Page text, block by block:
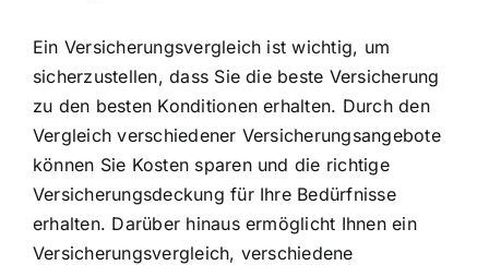
Ein Versicherungsvergleich ist wichtig, um
sicherzustellen, dass Sie die beste Versicherung
zu den besten Konditionen erhalten. Durch den
Vergleich verschiedener Versicherungsangebote
können Sie Kosten sparen und die richtige
Versicherungsdeckung für Ihre Bedürfnisse
erhalten. Darüber hinaus ermöglicht Ihnen ein
Versicherungsvergleich, verschiedene